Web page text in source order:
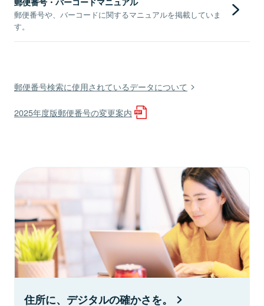
郵便番号や、バーコードに関するマニュアルを掲載していま
す。
郵便番号検索に使用されているデータについて
2025年度版郵便番号の変更案内
住所に、デジタルの確かさを。